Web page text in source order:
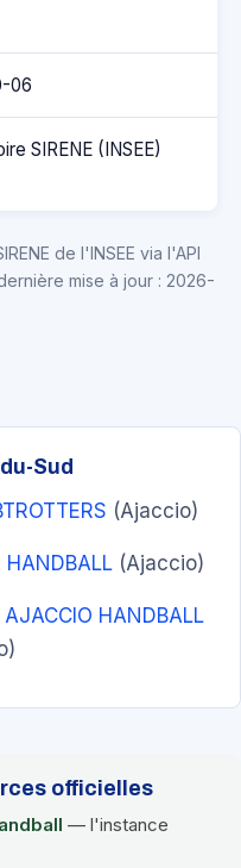
06
SIRENE (INSEE)
de l'INSEE via l'API
mise à jour : 2026-
Sud
(Ajaccio)
HANDBALL (Ajaccio)
AJACCIO HANDBALL
officielles
— l'instance